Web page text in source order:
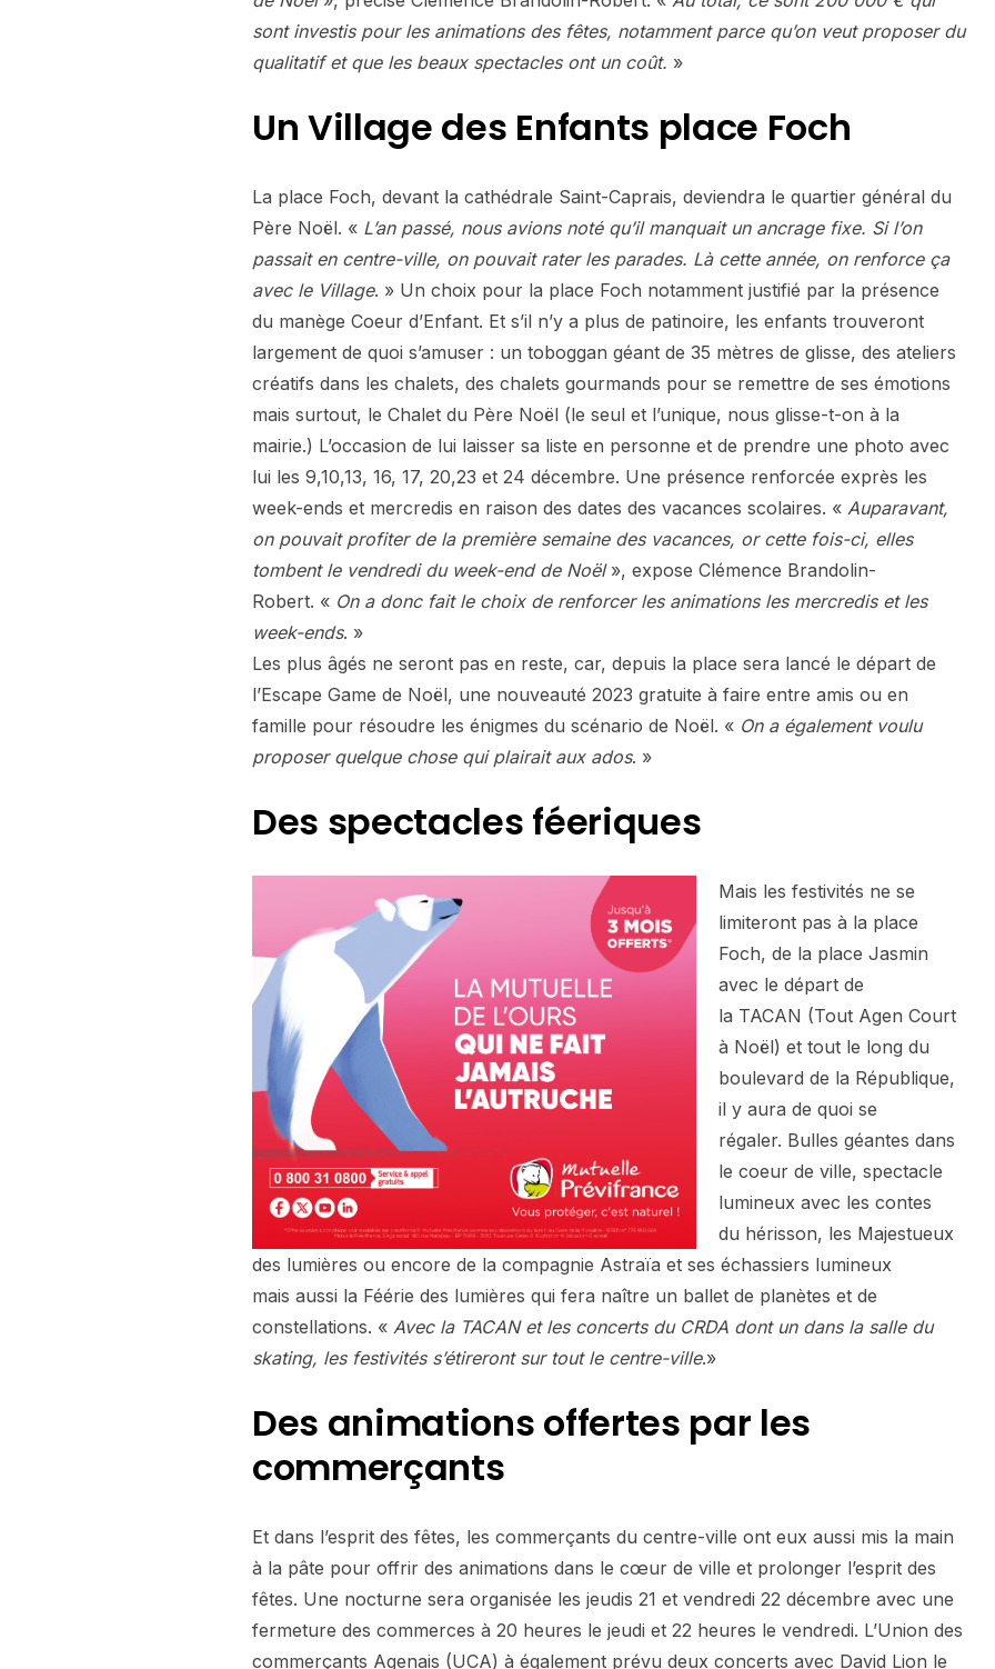
sont investis pour les animations des fêtes, notamment parce qu’on veut proposer du
qualitatif et que les beaux spectacles ont un coût. »
Un Village des Enfants place Foch
La place Foch, devant la cathédrale Saint-Caprais, deviendra le quartier général du
Père Noël. « L’an passé, nous avions noté qu’il manquait un ancrage fixe. Si l’on
passait en centre-ville, on pouvait rater les parades. Là cette année, on renforce ça
avec le Village. » Un choix pour la place Foch notamment justifié par la présence
du manège Coeur d’Enfant. Et s’il n’y a plus de patinoire, les enfants trouveront
largement de quoi s’amuser : un toboggan géant de 35 mètres de glisse, des ateliers
créatifs dans les chalets, des chalets gourmands pour se remettre de ses émotions
mais surtout, le Chalet du Père Noël (le seul et l’unique, nous glisse-t-on à la
mairie.) L’occasion de lui laisser sa liste en personne et de prendre une photo avec
lui les 9,10,13, 16, 17, 20,23 et 24 décembre. Une présence renforcée exprès les
week-ends et mercredis en raison des dates des vacances scolaires. « Auparavant,
on pouvait profiter de la première semaine des vacances, or cette fois-ci, elles
tombent le vendredi du week-end de Noël», expose Clémence Brandolin-
Robert. « On a donc fait le choix de renforcer les animations les mercredis et les
week-ends. »
Les plus âgés ne seront pas en reste, car, depuis la place sera lancé le départ de
l’Escape Game de Noël, une nouveauté 2023 gratuite à faire entre amis ou en
famille pour résoudre les énigmes du scénario de Noël. « On a également voulu
proposer quelque chose qui plairait aux ados. »
Des spectacles féeriques
Mais les festivités ne se
limiteront pas à la place
Foch, de la place Jasmin
avec le départ de
la TACAN (Tout Agen Court
à Noël) et tout le long du
boulevard de la République,
il y aura de quoi se
régaler. Bulles géantes dans
le coeur de ville, spectacle
lumineux avec les contes
du hérisson, les Majestueux
des lumières ou encore de la compagnie Astraïa et ses échassiers lumineux
mais aussi la Féérie des lumières qui fera naître un ballet de planètes et de
constellations. « Avec la TACAN et les concerts du CRDA dont un dans la salle du
skating, les festivités s’étireront sur tout le centre-ville.»
Des animations offertes par les
commerçants
Et dans l’esprit des fêtes, les commerçants du centre-ville ont eux aussi mis la main
à la pâte pour offrir des animations dans le cœur de ville et prolonger l’esprit des
fêtes. Une nocturne sera organisée les jeudis 21 et vendredi 22 décembre avec une
fermeture des commerces à 20 heures le jeudi et 22 heures le vendredi. L’Union des
commerçants Agenais (UCA) à également prévu deux concerts avec David Lion le